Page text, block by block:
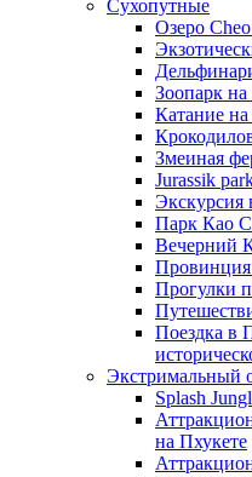
Сухопутные
Озеро
Зоопарк на
Катание на
Змеиная
Jurassik
Экскурсия
Парк Као
Вечерний
Провинция
Прогулки
Поездка в
Экстримальный
Splash
на Пхукете